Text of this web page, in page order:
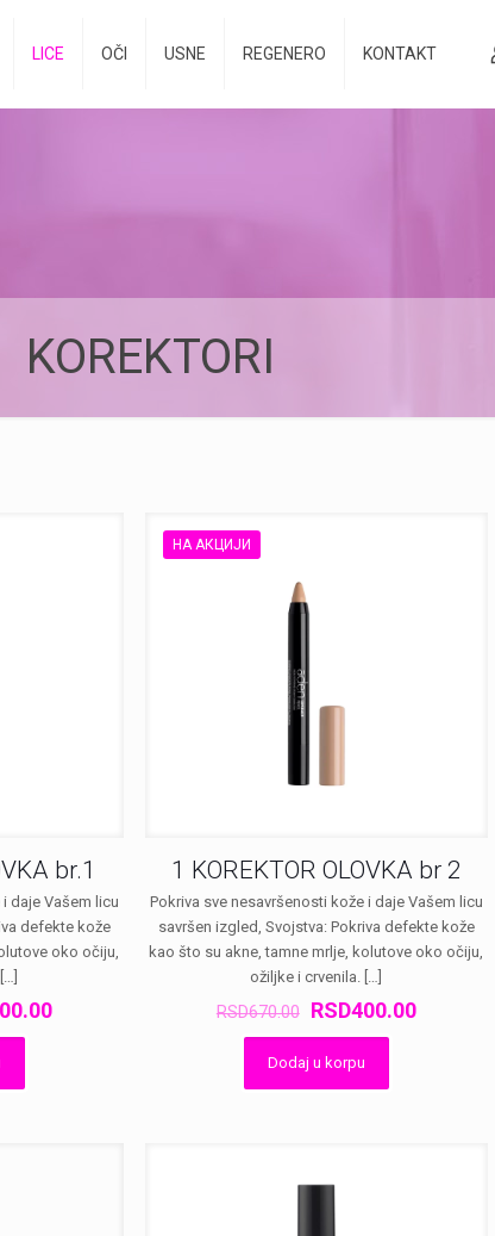
LICE OČI USNE REGENERO KONTAKT
KOREKTORI
br.1
daje Vašem licu
defekte kože
oko očiju,
Тренутна
НА АКЦИЈИ
1 KOREKTOR OLOVKA br 2
Pokriva sve nesavršenosti kože i daje Vašem licu
savršen izgled, Svojstva: Pokriva defekte kože
kao što su akne, tamne mrlje, kolutove oko očiju,
ožiljke i crvenila.
RSD670.00 Оригинална
цена
је
била:
RSD400.00Тренутна
Dodaj u korpu